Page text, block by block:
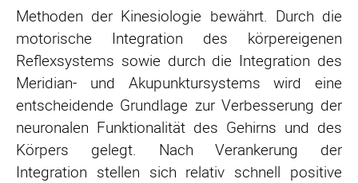
Methoden der Kinesiologie bewährt. Durch die
motorische Integration des körpereigenen
Reflexsystems sowie durch die Integration des
Meridian- und Akupunktursystems wird eine
entscheidende Grundlage zur Verbesserung der
neuronalen Funktionalität des Gehirns und des
Körpers gelegt. Nach Verankerung der
Integration stellen sich relativ schnell positive